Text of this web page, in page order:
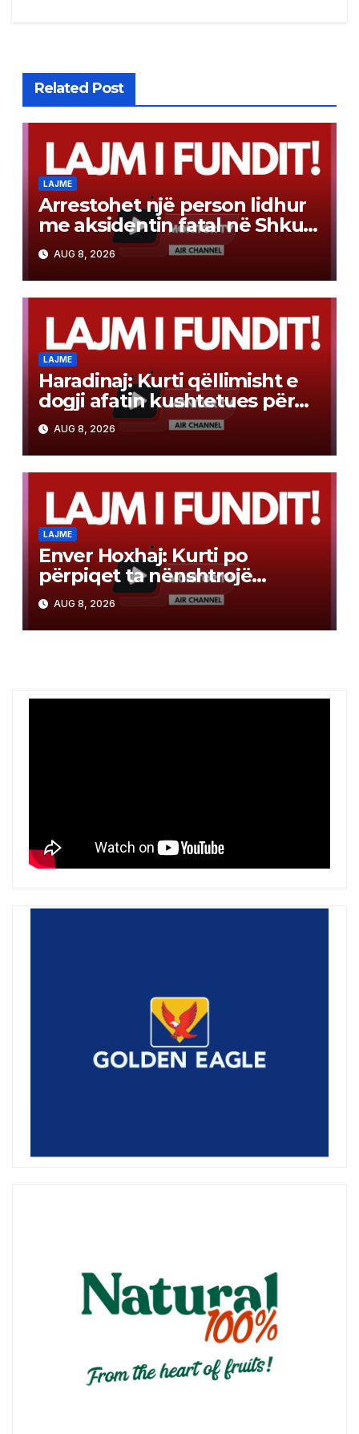
Related Post
LAJME
Arrestohet një person lidhur
me aksidentin fatal në Shkup,
ku dje humbi jetën një 19-
vjeçar
AUG 8, 2026
LAJME
Haradinaj: Kurti qëllimisht e
dogji afatin kushtetues për
konstituimin e Kuvendit
AUG 8, 2026
LAJME
Enver Hoxhaj: Kurti po
përpiqet ta nënshtrojë
opozitën
AUG 8, 2026